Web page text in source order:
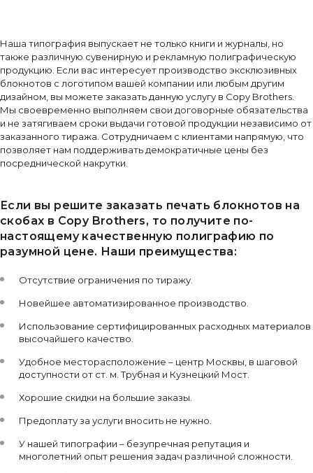
Наша типография выпускает не только книги и журналы, но
также различную сувенирную и рекламную полиграфическую
продукцию. Если вас интересует производство эксклюзивных
блокнотов с логотипом вашей компании или любым другим
дизайном, вы можете заказать данную услугу в Copy Brothers.
Мы своевременно выполняем свои договорные обязательства
и не затягиваем сроки выдачи готовой продукции независимо от
заказанного тиража. Сотрудничаем с клиентами напрямую, что
позволяет нам поддерживать демократичные цены без
посреднической накрутки.
Если вы решите заказать печать блокнотов на
скобах в Copy Brothers, то получите по-
настоящему качественную полиграфию по
разумной цене. Наши преимущества:
Отсутствие ограничения по тиражу.
Новейшее автоматизированное производство.
Использование сертифицированных расходных материалов
высочайшего качество.
Удобное месторасположение – центр Москвы, в шаговой
доступности от ст. м. Трубная и Кузнецкий Мост.
Хорошие скидки на большие заказы.
Предоплату за услуги вносить не нужно.
У нашей типографии – безупречная репутация и
многолетний опыт решения задач различной сложности.